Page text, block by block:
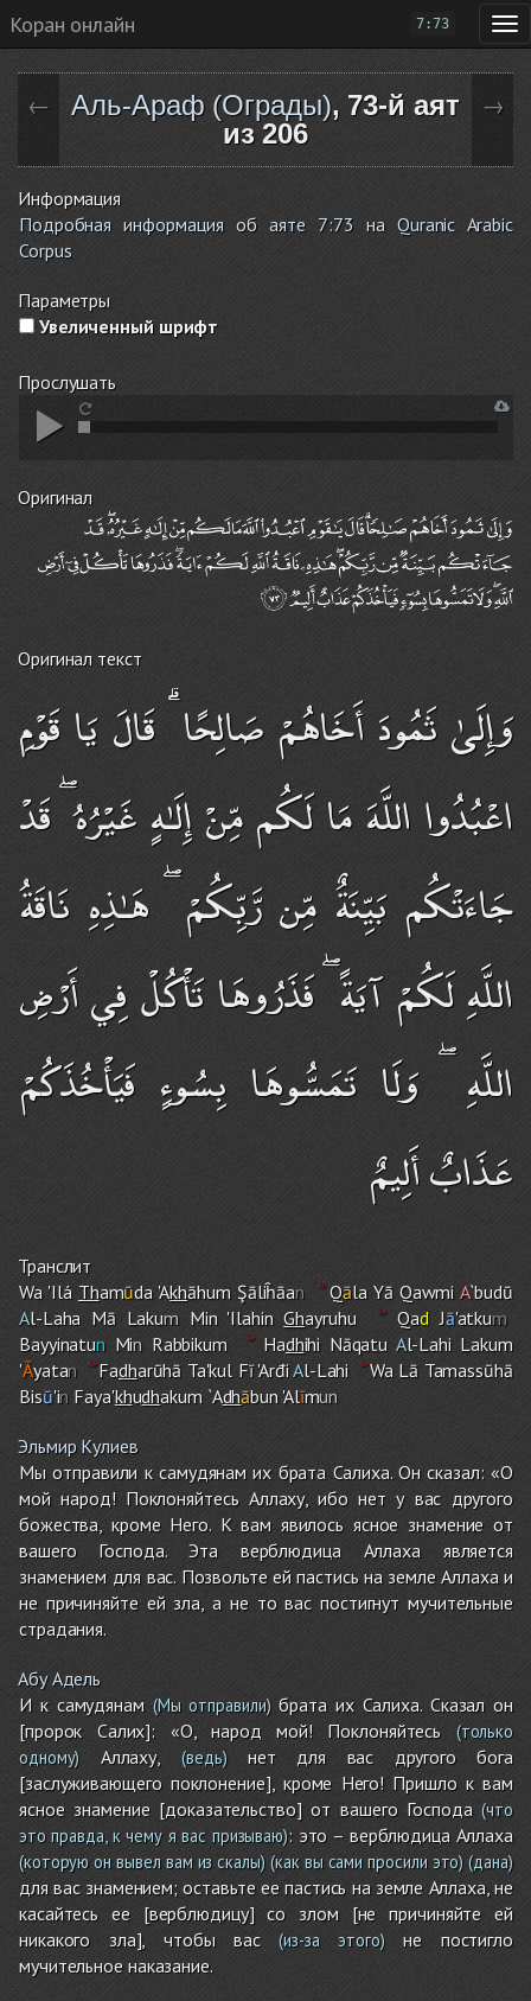
Коран онлайн 7:73
← Аль-Араф (Ограды), 73-й аят
из 206
→
Информация
Подробная информация об аяте 7:73 на Quranic Arabic
Corpus
Параметры
Увеличенный шрифт
Прослушать
Оригинал
Оригинал текст
وَإِلَىٰ ثَمُودَ أَخَاهُمْ صَالِحًا ۗ قَالَ يَا قَوْمِ
اعْبُدُوا اللَّهَ مَا لَكُم مِّنْ إِلَـٰهٍ غَيْرُهُ ۖ قَدْ
جَاءَتْكُم بَيِّنَةٌ مِّن رَّبِّكُمْ ۖ هَـٰذِهِ نَاقَةُ
اللَّهِ لَكُمْ آيَةً ۖ فَذَرُوهَا تَأْكُلْ فِي أَرْضِ
اللَّهِ ۖ وَلَا تَمَسُّوهَا بِسُوءٍ فَيَأْخُذَكُمْ
عَذَابٌ أَلِيمٌ
Транслит
Wa 'Ilá Thamūda 'AkhāhumŞāliĥāan Qāla Yā Qawmi A`budū
Al-Laha Mā Lakum Min 'IlahinGhayruhu Qad Jā'atkum
Bayyinatun Min Rabbikum Hadhihi Nāqatu Al-LahiLakum
'Āyatan Fadharūhā Ta'kul Fī'ArđiAl-Lahi Wa Lā Tamassūhā
Bisū'in Faya'khudhakum`Adhābun 'Alīmun
Эльмир Кулиев
Мы отправили к самудянам их брата Салиха. Он сказал: «О
мой народ! Поклоняйтесь Аллаху, ибо нет у вас другого
божества, кроме Него. К вам явилось ясное знамение от
вашего Господа. Эта верблюдица Аллаха является
знамением для вас. Позвольте ей пастись на земле Аллаха и
не причиняйте ей зла, а не то вас постигнут мучительные
страдания.
Абу Адель
И к самудянам(Мы отправили)брата их Салиха. Сказал он
[пророк Салих]: «О, народ мой! Поклоняйтесь (только
одному) Аллаху, (ведь)нет для вас другого бога
[заслуживающего поклонение], кроме Него! Пришло к вам
ясное знамение [доказательство] от вашего Господа(что
это правда, к чему я вас призываю): это – верблюдица Аллаха
(которую он вывел вам из скалы)(как вы сами просили это) (дана)
для вас знамением; оставьте ее пастись на земле Аллаха, не
касайтесь ее [верблюдицу] со злом [не причиняйте ей
никакого зла], чтобы вас(из-за этого)не постигло
мучительное наказание.